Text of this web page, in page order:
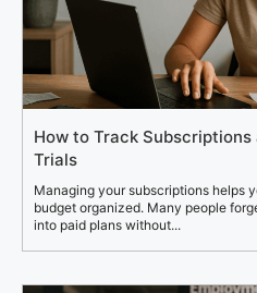
How to Track Subscriptions
Trials
Managing your subscriptions helps
budget organized. Many people
into paid plans without...